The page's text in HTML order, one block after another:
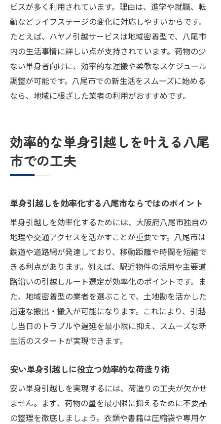
ビスが多く利用されています。理由は、進学や就職、転
勤などライフステージの変化に対応しやすいからです。
たとえば、ハヤノ引越サービスは地域密着型で、八尾市
内の生活事情に詳しい点が支持されています。荷物の少
ない単身者向けに、効率的な運搬や柔軟なスケジュール
調整が可能です。八尾市での新生活をスムーズに始める
なら、地域に根ざした業者の利用がおすすめです。
効率的な単身引越しを叶える八尾
市での工夫
単身引越しを効率化する八尾市ならではのポイント
単身引越しを効率化するためには、大阪府八尾市独自の
地理や交通アクセスを活かすことが重要です。八尾市は
鉄道や道路網が発達しており、移動距離や時間を短縮で
きる利点があります。例えば、駅近物件の活用や主要道
路沿いの引越しルート選定が効率化のポイントです。ま
た、地域密着型の業者を選ぶことで、土地勘を活かした
迅速な搬出・搬入が可能になります。これにより、引越
し当日のトラブルや遅延を最小限に抑え、スムーズな新
生活のスタートが実現できます。
安い単身引越しに役立つ効率的な荷造り術
安い単身引越しを実現するには、荷造りの工夫が欠かせ
ません。まず、荷物の量を最小限に抑えるために不要品
の整理を徹底しましょう。衣類や書籍は圧縮袋や専用ケ